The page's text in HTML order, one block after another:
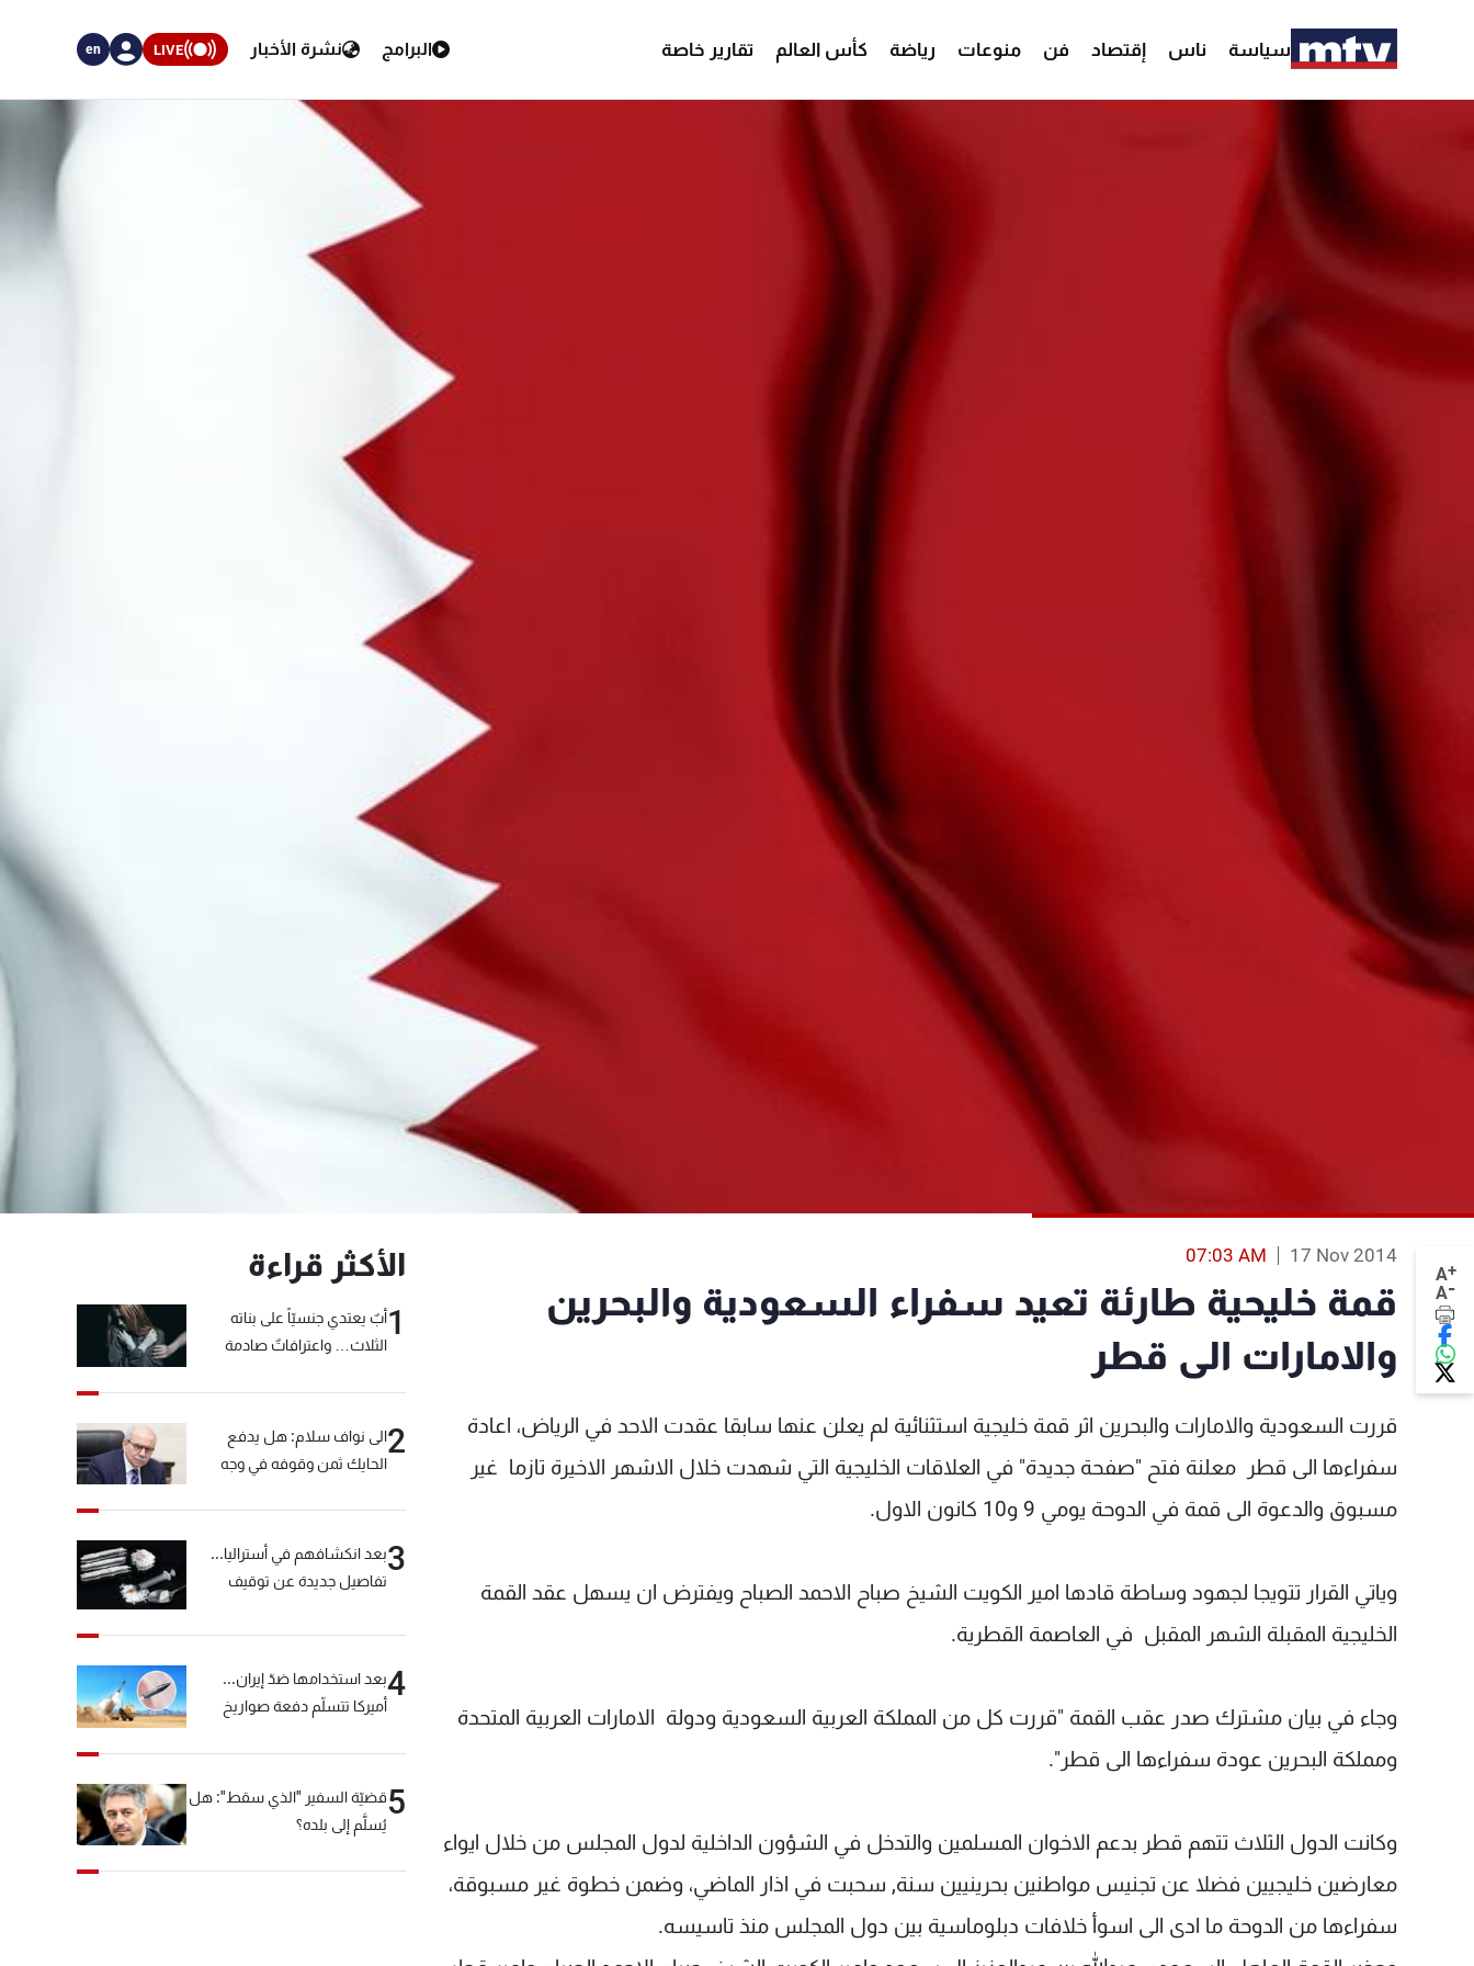
سياسة ناس إقتصاد فن منوعات رياضة كأس العالم تقارير خاصة البرامج نشرة الأخبار LIVE
en
A+
A-
17 Nov 2014
07:03 AM
قمة خليحية طارئة تعيد سفراء السعودية والبحرين
والامارات الى قطر
قررت السعودية والامارات والبحرين اثر قمة خليجية استثنائية لم يعلن عنها سابقا عقدت الاحد في الرياض، اعادة
سفراءها الى قطر معلنة فتح "صفحة جديدة" في العلاقات الخليجية التي شهدت خلال الاشهر الاخيرة تازما غير
مسبوق والدعوة الى قمة في الدوحة يومي 9 و10 كانون الاول.
وياتي القرار تتويجا لجهود وساطة قادها امير الكويت الشيخ صباح الاحمد الصباح ويفترض ان يسهل عقد القمة
الخليجية المقبلة الشهر المقبل في العاصمة القطرية.
وجاء في بيان مشترك صدر عقب القمة "قررت كل من المملكة العربية السعودية ودولة الامارات العربية المتحدة
ومملكة البحرين عودة سفراءها الى قطر".
وكانت الدول الثلاث تتهم قطر بدعم الاخوان المسلمين والتدخل في الشؤون الداخلية لدول المجلس من خلال ايواء
معارضين خليجيين فضلا عن تجنيس مواطنين بحرينيين سنة, سحبت في اذار الماضي، وضمن خطوة غير مسبوقة،
سفراءها من الدوحة ما ادى الى اسوأ خلافات دبلوماسية بين دول المجلس منذ تاسيسه.
الأكثر قراءة
1أبٌ يعتدي جنسيّاً على بناته
الثلاث… واعترافاتٌ صادمة
2الى نواف سلام: هل يدفع
الحايك ثمن وقوفه في وجه
3بعد انكشافهم في أستراليا...
تفاصيل جديدة عن توقيف
4بعد استخدامها ضدّ إيران...
أميركا تتسلّم دفعة صواريخ
5قضيّة السفير "الذي سقط": هل
يُسلَّم إلى بلده؟